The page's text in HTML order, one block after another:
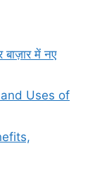
में नए
Uses of